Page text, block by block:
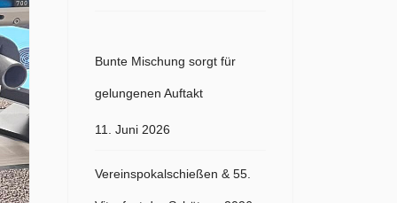
Bunte Mischung sorgt für
gelungenen Auftakt
11. Juni 2026
Vereinspokalschießen & 55.